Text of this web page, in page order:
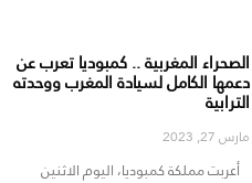
الصحراء المغربية .. كمبوديا تعرب عن
دعمها الكامل لسيادة المغرب ووحدته
الترابية
مارس 27, 2023
أعربت مملكة كمبوديا، اليوم الاثنين